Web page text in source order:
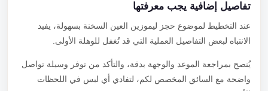
تفاصيل إضافية يجب معرفتها
عند التخطيط لموضوع حجز ليموزين العين السخنة بسهولة، يفيد
الانتباه لبعض التفاصيل العملية التي قد تُغفل للوهلة الأولى.
يُنصح بمراجعة الموعد والوجهة بدقة، والتأكد من توفر وسيلة تواصل
واضحة مع السائق المخصص لكم، لتفادي أي لبس في اللحظات